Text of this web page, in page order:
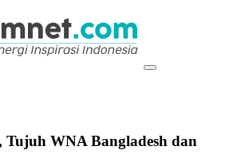
WNA Bangladesh dan